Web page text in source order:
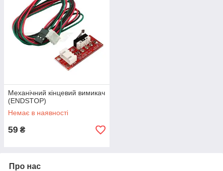
Механічний кінцевий вимикач
(ENDSTOP)
Немає в наявності
59 ₴
Про нас